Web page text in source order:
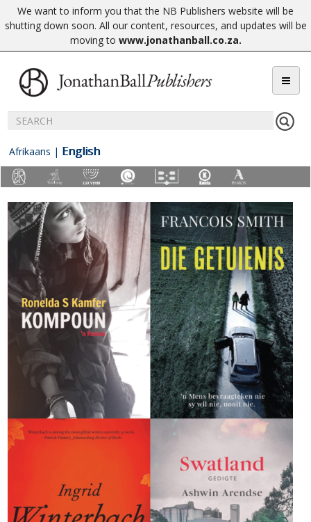
We want to inform you that the NB Publishers website will be
shutting down soon. All our content, resources, and updates will be
moving to www.jonathanball.co.za.
Afrikaans | English